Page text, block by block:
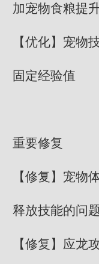
加宠物食粮提
【优化】宠物
固定经验值
重要修复
【修复】宠物
释放技能的问
【修复】应龙